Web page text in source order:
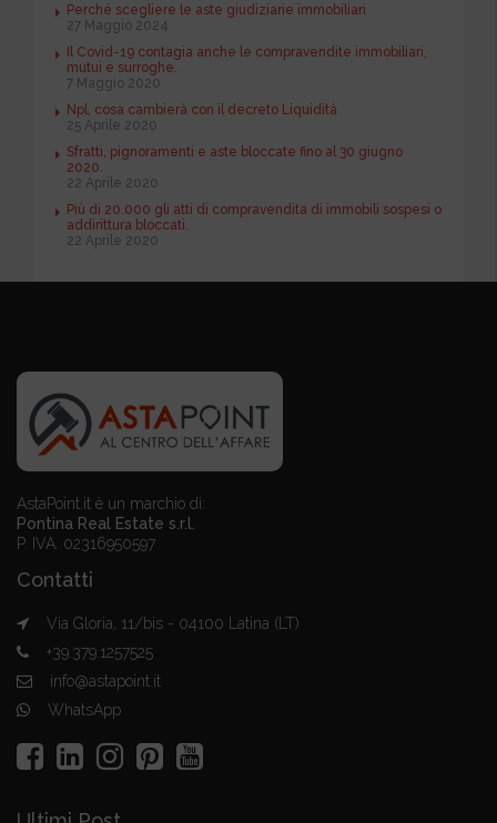
Perché scegliere le aste giudiziarie immobiliari
27 Maggio 2024
Il Covid-19 contagia anche le compravendite immobiliari,
mutui e surroghe.
7 Maggio 2020
Npl, cosa cambierà con il decreto Liquidità
25 Aprile 2020
Sfratti, pignoramenti e aste bloccate fino al 30 giugno
2020.
22 Aprile 2020
Più di 20.000 gli atti di compravendita di immobili sospesi o
addirittura bloccati.
22 Aprile 2020
AstaPoint.it è un marchio di:
Pontina Real Estate s.r.l.
P. IVA. 02316950597
Contatti
Via Gloria, 11/bis - 04100 Latina (LT)
+39.379.1257525
info@astapoint.it
WhatsApp